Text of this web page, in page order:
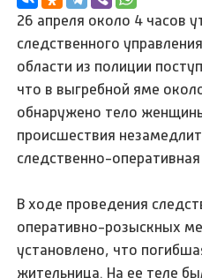
26 апреля около 4 часов
следственного
области из полиции
что в выгребной яме
обнаружено тело
происшествия
следственно-оперативная
В ходе проведения
оперативно-розыскных
установлено, что
жительница. На ее теле